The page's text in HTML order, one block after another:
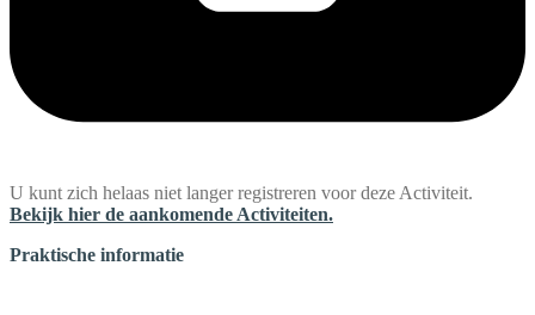
U kunt zich helaas niet langer registreren voor deze Activiteit.
Bekijk hier de aankomende Activiteiten.
Praktische informatie